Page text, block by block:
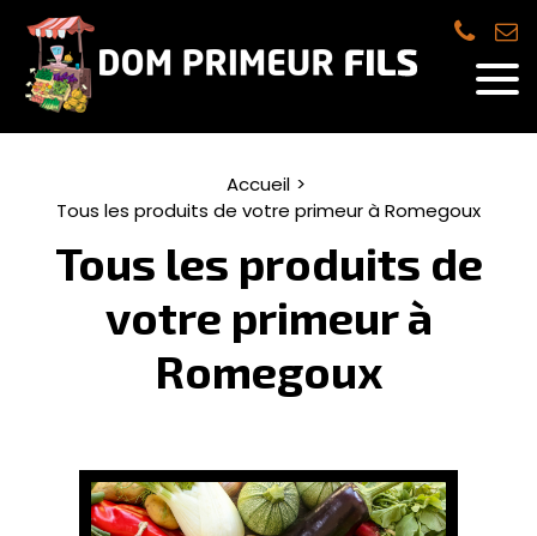
Accueil
Tous les produits de votre primeur à Romegoux
Tous les produits de
votre primeur à
Romegoux